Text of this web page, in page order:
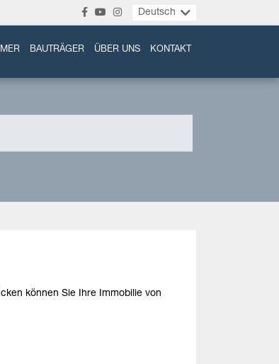
Deutsch
BAUTRÄGER ÜBER UNS KONTAKT
können Sie Ihre Immobilie von